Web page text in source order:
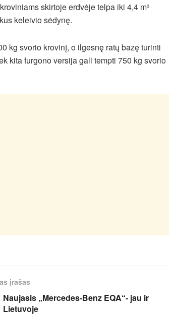
skirtoje erdvėje telpa iki 4,4 m³
keleivio sėdynę.
kg svorio krovinį, o ilgesnę ratų bazę turinti
kita furgono versija gali tempti 750 kg svorio
įrašas
Naujasis „Mercedes-Benz EQA“- jau ir
Lietuvoje